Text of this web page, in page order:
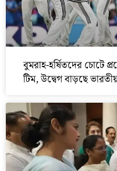
বুমরাহ-হর্ষিতদের চোটে
টিম, উদ্বেগ বাড়ছে